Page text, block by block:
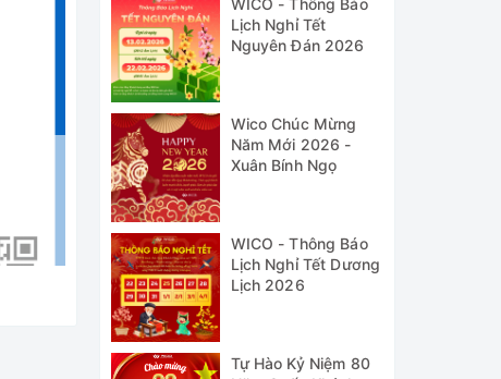
WICO - Thông Báo
Lịch Nghỉ Tết
Nguyên Đán 2026
Wico Chúc Mừng
Năm Mới 2026 -
Xuân Bính Ngọ
WICO - Thông Báo
Lịch Nghỉ Tết Dương
Lịch 2026
Tự Hào Kỷ Niệm 80